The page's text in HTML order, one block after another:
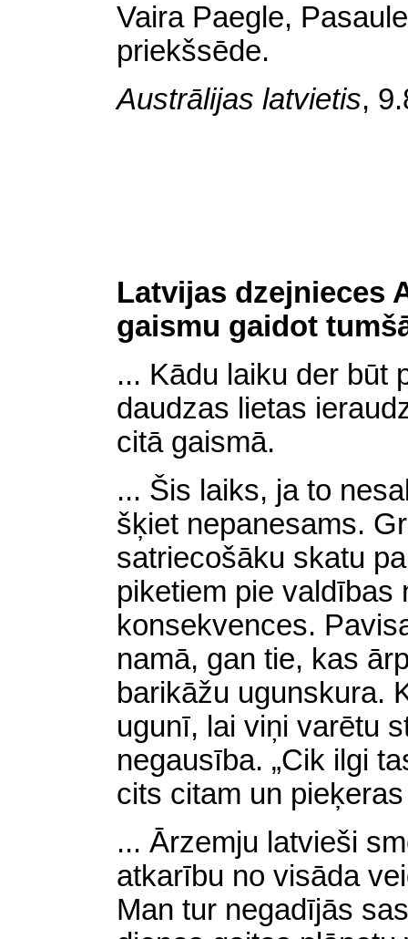
Vaira Paegle,
priekšsēde.
Austrālijas latvietis,
Latvijas dzejnieces
gaismu gaidot
... Kādu laiku der būt
daudzas lietas
citā gaismā.
... Šis laiks, ja to
šķiet nepanesams.
satriecošāku skatu
piketiem pie valdības
konsekvences.
namā, gan tie, kas
barikāžu ugunskura.
ugunī, lai viņi varētu
negausība. „Cik ilgi
cits citam un
... Ārzemju latvieši
atkarību no visāda
Man tur negadījās